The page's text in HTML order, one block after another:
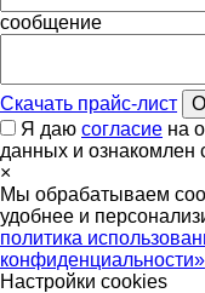
сообщение
Скачать прайс-лист
Я даю согласие на
данных и ознакомлен
×
Мы обрабатываем
удобнее и
политика
конфиденциальности»
Настройки cookies